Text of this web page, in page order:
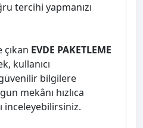
tercihi yapmanızı
EVDE PAKETLEME
kullanıcı
bilgilere
mekânı hızlıca
inceleyebilirsiniz.